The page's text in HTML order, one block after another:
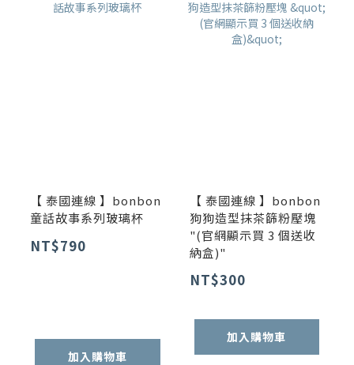
【 泰國連線 】bonbon
童話故事系列玻璃杯
NT$790
加入購物車
【 泰國連線 】bonbon
狗狗造型抹茶篩粉壓塊
"(官網顯示買 3 個送收
納盒)"
NT$300
加入購物車